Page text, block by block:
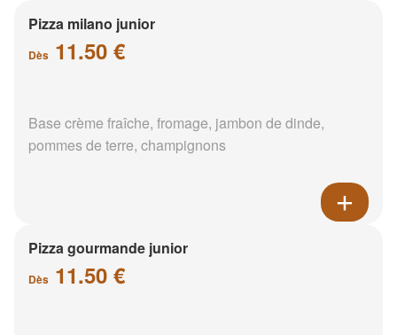
Pizza milano junior
Dès 11.50 €
Base crème fraîche, fromage, jambon de dinde,
pommes de terre, champignons
Pizza gourmande junior
Dès 11.50 €